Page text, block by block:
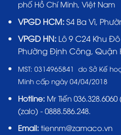
phố Hồ Chí Minh, Việt Nam
VPGD HCM:S4 Ba Vì,
VPGD HN:Lô 9 C24 Khu
Phường Định Công, Quận
MST: 0314965841 do Sở Kế
Minh cấp ngày 04/04/2018
Hotline: Mr Tiến 036.328.6060
(zalo) - 0888.586.248.
Email:tiennm@zamaco.vn